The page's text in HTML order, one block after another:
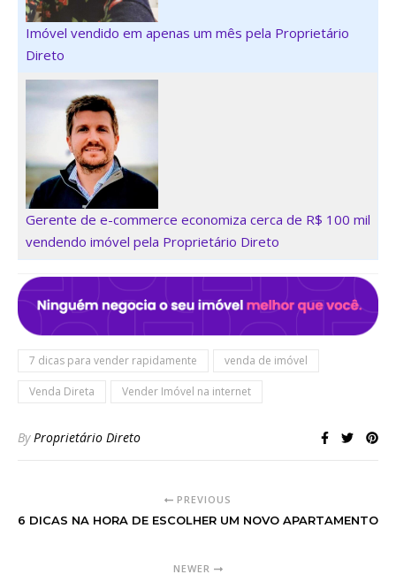
Imóvel vendido em apenas um mês pela Proprietário
Direto
Gerente de e-commerce economiza cerca de R$ 100 mil
vendendo imóvel pela Proprietário Direto
7 dicas para vender rapidamente venda de imóvel
Venda Direta Vender Imóvel na internet
ByProprietário Direto
PREVIOUS
6 DICAS NA HORA DE ESCOLHER UM NOVO APARTAMENTO
NEWER